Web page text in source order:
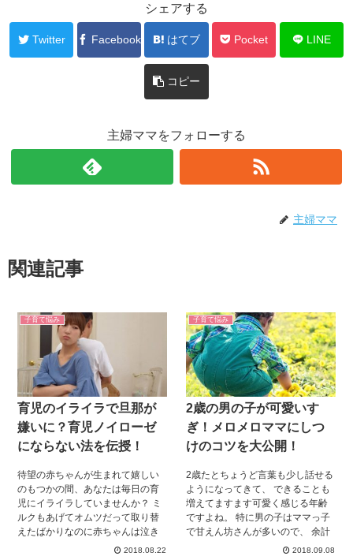
シェアする
Twitter Facebook はてブ Pocket LINE
コピー
主婦ママをフォローする
主婦ママ
関連記事
子育て悩み
育児のイライラで旦那が
嫌いに？育児ノイローゼ
にならない法を伝授！
待望の赤ちゃんが生まれて嬉しい
のもつかの間、あなたは毎日の育
児にイライラしていませんか？ ミ
ルクもあげてオムツだって取り替
えたばかりなのに赤ちゃんは泣き
止んでくれません。 赤ちゃんに手
2018.08.22
子育て悩み
2歳の男の子が可愛いす
ぎ！メロメロママにしつ
けのコツを大公開！
2歳たとちょうど言葉も少し話せる
ようになってきて、 できることも
増えてますます可愛く感じる年齢
ですよね。 特に男の子はママっ子
で甘えん坊さんが多いので、 余計
にそう感じます。 可愛すぎてつい
2018.09.08